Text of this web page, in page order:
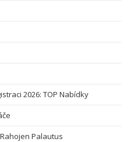
2026: TOP Nabídky
Palautus